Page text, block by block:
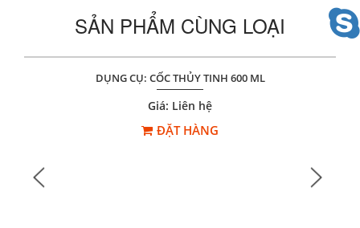
SẢN PHẨM CÙNG LOẠI
DỤNG CỤ: CỐC THỦY TINH 600 ML
Giá: Liên hệ
ĐẶT HÀNG